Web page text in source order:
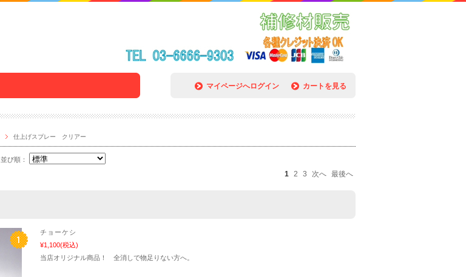
マイページへログイン カートを見る
仕上げスプレー クリアー
並び順：
1 2 3 次へ 最後へ
チョーケシ
¥1,100(税込)
当店オリジナル商品！ 全消しで物足りない方へ。